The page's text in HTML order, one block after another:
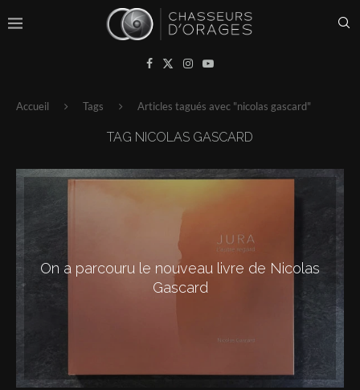
Accueil Tags Articles tagués avec "nicolas gascard"
TAG NICOLAS GASCARD
On a parcouru le nouveau livre de Nicolas
Gascard